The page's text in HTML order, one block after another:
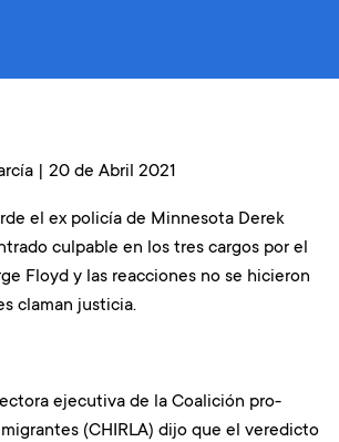
| 20 de Abril 2021
el ex policía de Minnesota Derek
culpable en los tres cargos por el
Floyd y las reacciones no se hicieron
claman justicia.
ejecutiva de la Coalición pro-
(CHIRLA) dijo que el veredicto